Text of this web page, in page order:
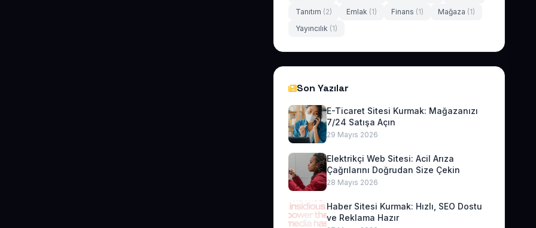
Tanıtım (2) Emlak (1) Finans (1) Mağaza (1)
Yayıncılık (1)
Son Yazılar
E-Ticaret Sitesi Kurmak: Mağazanızı
7/24 Satışa Açın
29 Mayıs 2026
Elektrikçi Web Sitesi: Acil Arıza
Çağrılarını Doğrudan Size Çekin
28 Mayıs 2026
Haber Sitesi Kurmak: Hızlı, SEO Dostu
ve Reklama Hazır